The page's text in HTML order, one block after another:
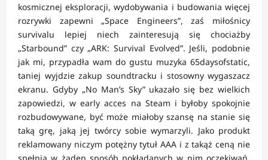
kosmicznej eksploracji, wydobywania i budowania więcej
rozrywki zapewni „Space Engineers”, zaś miłośnicy
survivalu lepiej niech zainteresują się chociażby
„Starbound” czy „ARK: Survival Evolved”. Jeśli, podobnie
jak mi, przypadła wam do gustu muzyka 65daysofstatic,
taniej wyjdzie zakup soundtracku i stosowny wygaszacz
ekranu. Gdyby „No Man’s Sky” ukazało się bez wielkich
zapowiedzi, w early acces na Steam i byłoby spokojnie
rozbudowywane, być może miałoby szansę na stanie się
taką grę, jaką jej twórcy sobie wymarzyli. Jako produkt
reklamowany niczym potężny tytuł AAA i z takąż ceną nie